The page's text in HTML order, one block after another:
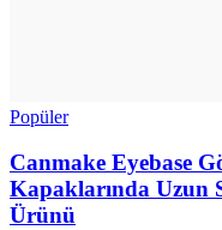
Popüler
Canmake Eyebase
Kapaklarında Uzun
Ürünü